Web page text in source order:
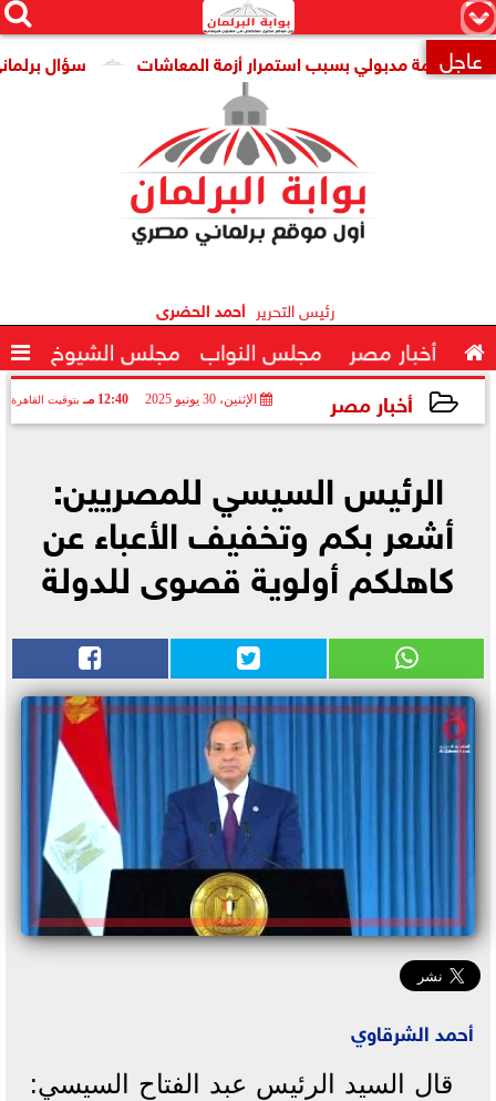
×


 عاجل سؤال برلماني مدبولي بسبب استمرار أزمة المعاشات
رئيس التحرير أحمد الحضرى
 أخبار مصر مجلس النواب مجلس الشيوخ 
أخبار مصر الإثنين، 30 يونيو 2025 12:40 مـ بتوقيت القاهرة
الرئيس السيسي للمصريين:
أشعر بكم وتخفيف الأعباء عن
كاهلكم أولوية قصوى للدولة
أحمد الشرقاوي
قال السيد الرئيس عبد الفتاح السيسي: